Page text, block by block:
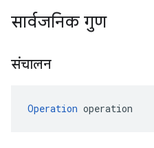
सार्वजनिक गुण
संचालन
Operation operation